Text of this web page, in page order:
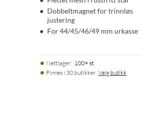
Dobbeltmagnet for trinnløs
justering
For 44/45/46/49 mm urkasse
Nettlager: 100+ st
Finnes i 30 butikker. Velg butikk